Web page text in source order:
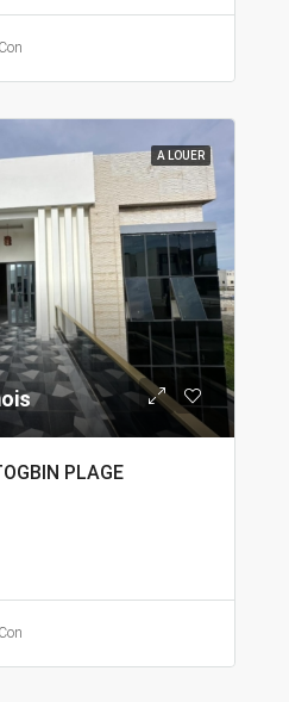
A LOUER
PLAGE